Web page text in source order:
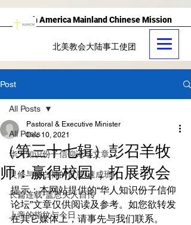
North America Mainland Chinese Mission
北美教会大陆事工使团
Post
All Posts
华人知识份子信仰论坛文章
灵修与明白神的旨意(速成班)
长篇连载-盖恩夫人自传
上帝的指纹与今日
All Posts
（第三十七辑）彭召羊牧
师：赢得校园，拓展教会
Pastoral & Executive Minister
Dec 10, 2021
提示：本网站提供的“华人知识份子信仰
论坛”文章仅供阅读及参考。如您欲转发
在其它媒体上，请事先与我们联系。